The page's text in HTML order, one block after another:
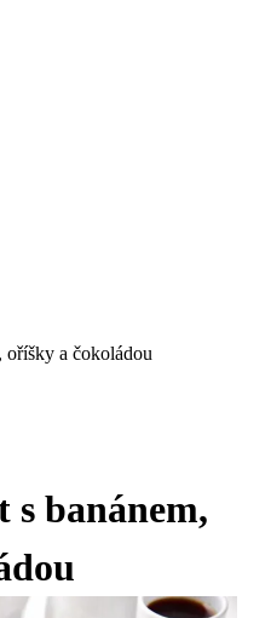
oříšky a čokoládou
s banánem,